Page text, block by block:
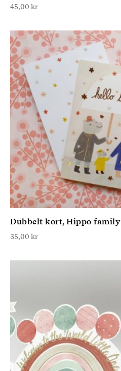
45,00 kr
Dubbelt kort, Hippo family
35,00 kr